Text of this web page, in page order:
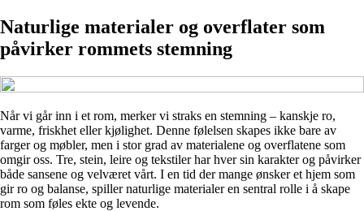
Naturlige materialer og overflater som
påvirker rommets stemning
Når vi går inn i et rom, merker vi straks en stemning – kanskje ro,
varme, friskhet eller kjølighet. Denne følelsen skapes ikke bare av
farger og møbler, men i stor grad av materialene og overflatene som
omgir oss. Tre, stein, leire og tekstiler har hver sin karakter og påvirker
både sansene og velværet vårt. I en tid der mange ønsker et hjem som
gir ro og balanse, spiller naturlige materialer en sentral rolle i å skape
rom som føles ekte og levende.